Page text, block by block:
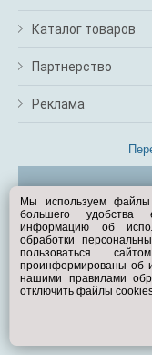
Каталог товаров
Партнерство
Реклама
Мы используем
большего удобства
информацию об
обработки
пользоваться
проинформированы об
нашими правилами
отключить файлы